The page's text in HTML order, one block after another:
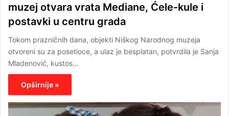
muzej otvara vrata Mediane, Ćele-kule i
postavki u centru grada
Tokom prazničnih dana, objekti Niškog Narodnog muzeja
otvoreni su za posetioce, a ulaz je besplatan, potvrdila je Sanja
Mladenović, kustos…
Opširnije »